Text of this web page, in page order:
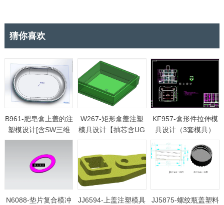
猜你喜欢
B961-肥皂盒上盖的注
塑模设计[含SW三维
图]
W267-矩形盒盖注塑
模具设计【抽芯含UG
三维图】
KF957-盒形件拉伸模
具设计（3套模具）
N6088-垫片复合模冲
JJ6594-上盖注塑模具
JJ5875-螺纹瓶盖塑料